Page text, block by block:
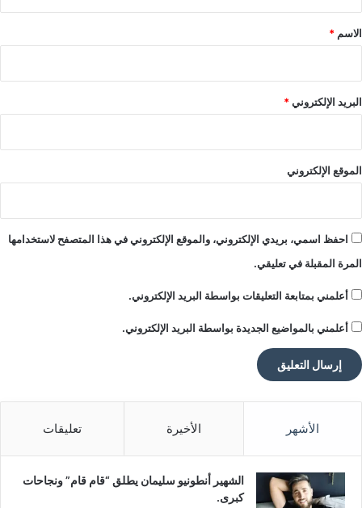
لأن كراتوس (KRATOS) لا تُطلق منتجاتها بالصدفة. الرابع من يوليو
في الوجدان العالمي يوم مرتبط بفكرة واحدة: أن تقرر بنفسك، وأن
تختار بإرادتك الكاملة. وهذه بالضبط هي الرسالة التي تحملها
تتخذه الشركة.
متى وأين؟
50 دولة تشمل أسواق الخليج والشرق الأوسط وأوروبا. يُنتَج في
إسبانيا والمملكة العربية السعودية وفق أعلى معايير الجودة الدولية،
ومُرخَّص من خلال كراتوس آند كو (KRATOS & Co.) في لشبونة،
*
الاسم *
البريد الإلكتروني*
الموقع الإلكتروني
احفظ اسمي، بريدي الإلكتروني، والموقع الإلكتروني في هذا المتصفح لاستخدامها
المرة المقبلة في تعليقي.
أعلمني بمتابعة التعليقات بواسطة البريد الإلكتروني.
أعلمني بالمواضيع الجديدة بواسطة البريد الإلكتروني.
الأشهر الأخيرة تعليقات
الشهير أنطونيو سليمان يطلق “قام قام” ونجاحات
كبرى.